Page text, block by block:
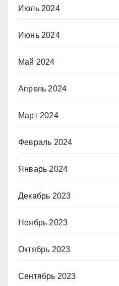
Июль 2024
Июнь 2024
Май 2024
Апрель 2024
Март 2024
Февраль 2024
Январь 2024
Декабрь 2023
Ноябрь 2023
Октябрь 2023
Сентябрь 2023